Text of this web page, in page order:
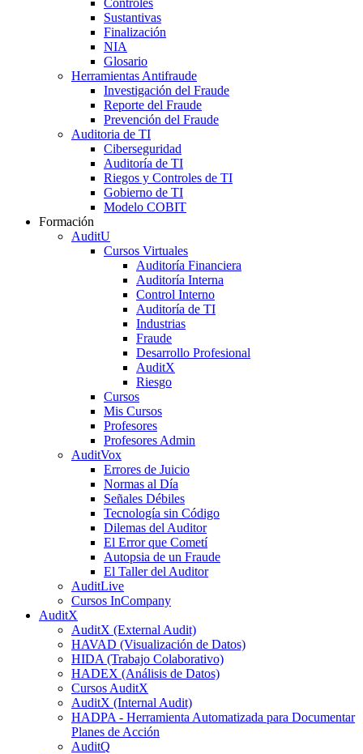
Controles
Sustantivas
Finalización
NIA
Glosario
Herramientas Antifraude
Investigación del Fraude
Reporte del Fraude
Prevención del Fraude
Auditoria de TI
Ciberseguridad
Auditoría de TI
Riegos y Controles de TI
Gobierno de TI
Modelo COBIT
Formación
AuditU
Cursos Virtuales
Auditoría Financiera
Auditoría Interna
Control Interno
Auditoría de TI
Industrias
Fraude
Desarrollo Profesional
AuditX
Riesgo
Cursos
Mis Cursos
Profesores
Profesores Admin
AuditVox
Errores de Juicio
Normas al Día
Señales Débiles
Tecnología sin Código
Dilemas del Auditor
El Error que Cometí
Autopsia de un Fraude
El Taller del Auditor
AuditLive
Cursos InCompany
AuditX
AuditX (External Audit)
HAVAD (Visualización de Datos)
HIDA (Trabajo Colaborativo)
HADEX (Análisis de Datos)
Cursos AuditX
AuditX (Internal Audit)
HADPA - Herramienta Automatizada para Documentar
Planes de Acción
AuditQ